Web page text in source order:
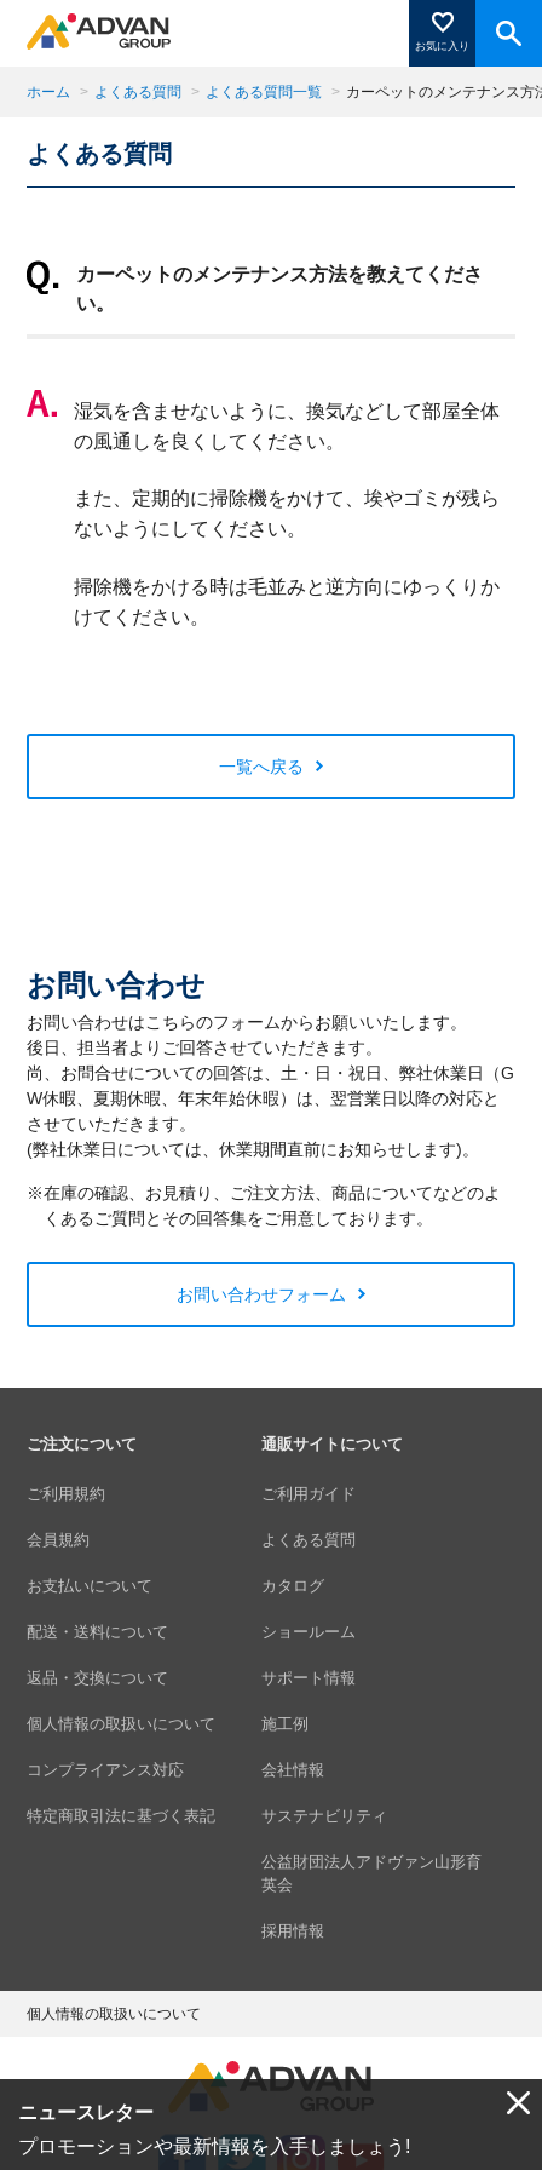
お気に入り
商品ページにある「お気に入り登録」を押すと登録した
商品がここに表示されます。
ニュースレター
プロモーションや最新情報を入手しましょう!
ホーム > よくある質問 > よくある質問一覧 > カーペットのメンテナンス方
よくある質問
カーペットのメンテナンス方法を教えてくださ
い。
湿気を含ませないように、換気などして部屋全体
の風通しを良くしてください。
また、定期的に掃除機をかけて、埃やゴミが残ら
ないようにしてください。
掃除機をかける時は毛並みと逆方向にゆっくりか
けてください。
一覧へ戻る
お問い合わせ
お問い合わせはこちらのフォームからお願いいたします。
後日、担当者よりご回答させていただきます。
尚、お問合せについての回答は、土・日・祝日、弊社休業日（G
W休暇、夏期休暇、年末年始休暇）は、翌営業日以降の対応と
させていただきます。
(弊社休業日については、休業期間直前にお知らせします)。
※在庫の確認、お見積り、ご注文方法、商品についてなどのよ
くあるご質問とその回答集をご用意しております。
お問い合わせフォーム
ご注文について
ご利用規約
会員規約
お支払いについて
配送・送料について
返品・交換について
個人情報の取扱いについて
コンプライアンス対応
特定商取引法に基づく表記
通販サイトについて
ご利用ガイド
よくある質問
カタログ
ショールーム
サポート情報
施工例
会社情報
サステナビリティ
公益財団法人アドヴァン山形育
英会
採用情報
個人情報の取扱いについて